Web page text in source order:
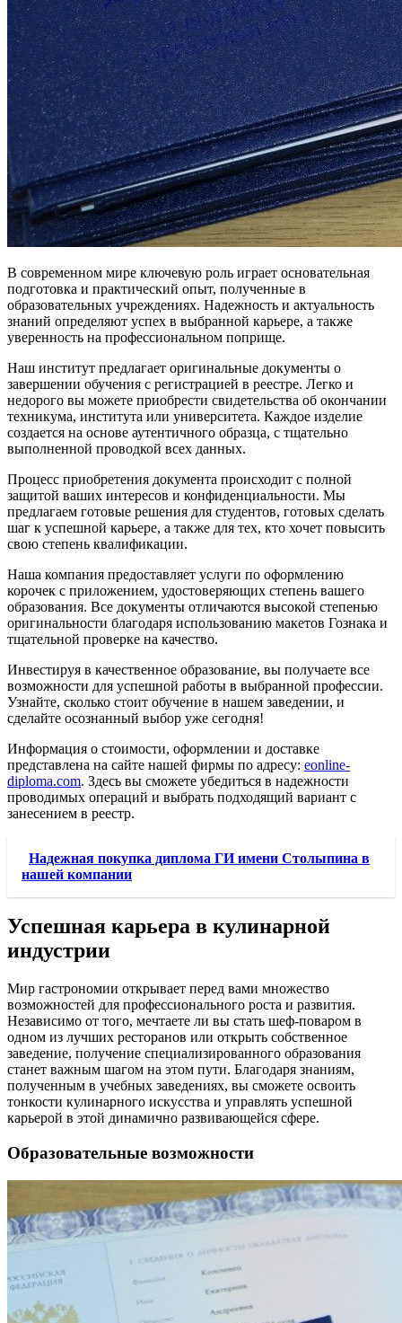
В современном мире ключевую роль играет основательная
подготовка и практический опыт, полученные в
образовательных учреждениях. Надежность и актуальность
знаний определяют успех в выбранной карьере, а также
уверенность на профессиональном поприще.
Наш институт предлагает оригинальные документы о
завершении обучения с регистрацией в реестре. Легко и
недорого вы можете приобрести свидетельства об окончании
техникума, института или университета. Каждое изделие
создается на основе аутентичного образца, с тщательно
выполненной проводкой всех данных.
Процесс приобретения документа происходит с полной
защитой ваших интересов и конфиденциальности. Мы
предлагаем готовые решения для студентов, готовых сделать
шаг к успешной карьере, а также для тех, кто хочет повысить
свою степень квалификации.
Наша компания предоставляет услуги по оформлению
корочек с приложением, удостоверяющих степень вашего
образования. Все документы отличаются высокой степенью
оригинальности благодаря использованию макетов Гознака и
тщательной проверке на качество.
Инвестируя в качественное образование, вы получаете все
возможности для успешной работы в выбранной профессии.
Узнайте, сколько стоит обучение в нашем заведении, и
сделайте осознанный выбор уже сегодня!
Информация о стоимости, оформлении и доставке
представлена на сайте нашей фирмы по адресу: eonline-
diploma.com. Здесь вы сможете убедиться в надежности
проводимых операций и выбрать подходящий вариант с
занесением в реестр.
Надежная покупка диплома ГИ имени Столыпина в
нашей компании
Успешная карьера в кулинарной
индустрии
Мир гастрономии открывает перед вами множество
возможностей для профессионального роста и развития.
Независимо от того, мечтаете ли вы стать шеф-поваром в
одном из лучших ресторанов или открыть собственное
заведение, получение специализированного образования
станет важным шагом на этом пути. Благодаря знаниям,
полученным в учебных заведениях, вы сможете освоить
тонкости кулинарного искусства и управлять успешной
карьерой в этой динамично развивающейся сфере.
Образовательные возможности